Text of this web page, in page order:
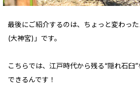
最後にご紹介するのは、ちょっと変わっ
(大神宮)」です。
こちらでは、江戸時代から残る“隠れ石臼
できるんです！